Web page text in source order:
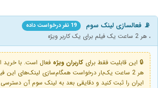
📡 فعالسازی لینک سوم 19 نفر درخواست داده
، هر 2 ساعت یک فیلم برای یک کاربر ویژه
🔒 این قابلیت فقط برای کاربران ویژه فعال است. با خرید
ایران را ثبت کنید و دقایقی بعد به لینک سوم آن